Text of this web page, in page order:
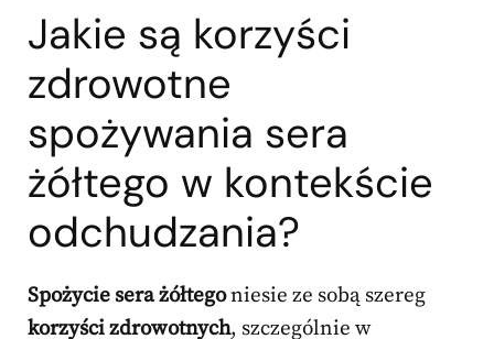
Jakie są korzyści
zdrowotne
spożywania sera
żółtego w kontekście
odchudzania?
Spożycie sera żółtegoniesie ze sobą szereg
korzyści zdrowotnych, szczególnie w